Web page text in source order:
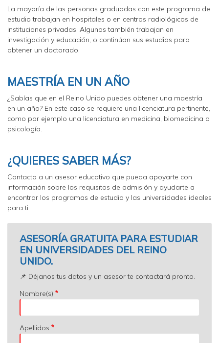
La mayoría de las personas graduadas con este programa de
estudio trabajan en hospitales o en centros radiológicos de
instituciones privadas. Algunos también trabajan en
investigación y educación, o continúan sus estudios para
obtener un doctorado.
MAESTRÍA EN UN AÑO
¿Sabías que en el Reino Unido puedes obtener una maestría
en un año? En este caso se requiere una licenciatura pertinente,
como por ejemplo una licenciatura en medicina, biomedicina o
psicología.
¿QUIERES SABER MÁS?
Contacta a un asesor educativo que pueda apoyarte con
información sobre los requisitos de admisión y ayudarte a
encontrar los programas de estudio y las universidades ideales
para ti
ASESORÍA GRATUITA PARA ESTUDIAR
EN UNIVERSIDADES DEL REINO
UNIDO.
📌 Déjanos tus datos y un asesor te contactará pronto.
Nombre(s)
Apellidos